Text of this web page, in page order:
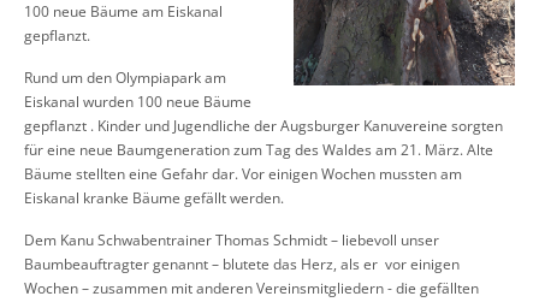
100 neue Bäume am Eiskanal
gepflanzt.
Rund um den Olympiapark am
Eiskanal wurden 100 neue Bäume
gepflanzt . Kinder und Jugendliche der Augsburger Kanuvereine sorgten
für eine neue Baumgeneration zum Tag des Waldes am 21. März. Alte
Bäume stellten eine Gefahr dar. Vor einigen Wochen mussten am
Eiskanal kranke Bäume gefällt werden.
Dem Kanu Schwabentrainer Thomas Schmidt – liebevoll unser
Baumbeauftragter genannt – blutete das Herz, als er vor einigen
Wochen – zusammen mit anderen Vereinsmitgliedern - die gefällten